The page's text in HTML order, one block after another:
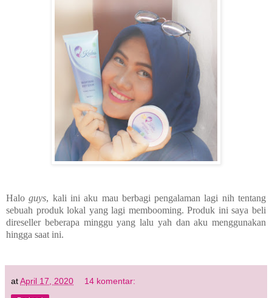
Haloguys, kali ini aku mau berbagi pengalaman lagi nih tentang
sebuah produk lokal yang lagi membooming. Produk ini saya beli
direseller beberapa minggu yang lalu yah dan aku menggunakan
hingga saat ini.
atApril 17, 2020 14 komentar: